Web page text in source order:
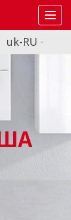
uk-RU